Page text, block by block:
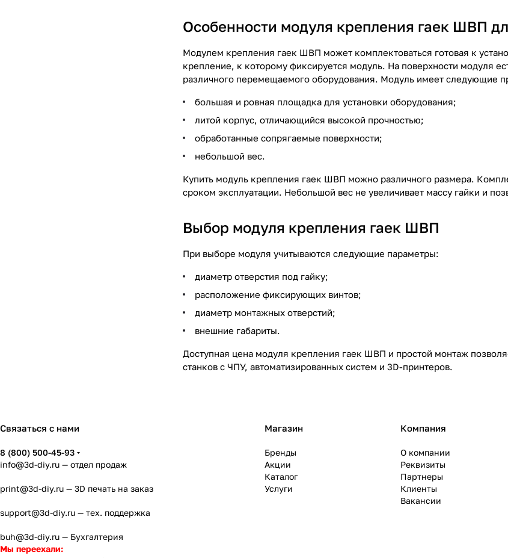
Особенности модуля крепления гаек ШВП
Модулем крепления гаек ШВП может комплектоваться готовая к
крепление, к которому фиксируется модуль. На поверхности модуля
различного перемещаемого оборудования. Модуль имеет следующие
большая и ровная площадка для установки оборудования;
литой корпус, отличающийся высокой прочностью;
обработанные сопрягаемые поверхности;
небольшой вес.
Купить модуль крепления гаек ШВП можно различного размера.
сроком эксплуатации. Небольшой вес не увеличивает массу гайки и
Выбор модуля крепления гаек ШВП
При выборе модуля учитываются следующие параметры:
диаметр отверстия под гайку;
расположение фиксирующих винтов;
диаметр монтажных отверстий;
внешние габариты.
Доступная цена модуля крепления гаек ШВП и простой монтаж
станков с ЧПУ, автоматизированных систем и 3D-принтеров.
Связаться с нами
8 (800) 500-45-93
info@3d-diy.ru — отдел продаж
print@3d-diy.ru — 3D печать на заказ
support@3d-diy.ru — тех. поддержка
buh@3d-diy.ru — Бухгалтерия
Мы переехали:
Магазин
Бренды
Акции
Каталог
Услуги
Компания
О компании
Реквизиты
Партнеры
Клиенты
Вакансии